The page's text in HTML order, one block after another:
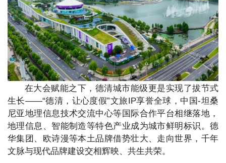
在大会赋能之下，德清城市能级更是实现了拔节式
生长——“德清，让心度假”文旅IP享誉全球，中国-坦桑
尼亚地理信息技术交流中心等国际合作平台相继落地，
地理信息、智能制造等特色产业成为城市鲜明标识。德
华集团、欧诗漫等本土品牌借势壮大、走向世界，千年
文脉与现代品牌建设交相辉映、共生共荣。